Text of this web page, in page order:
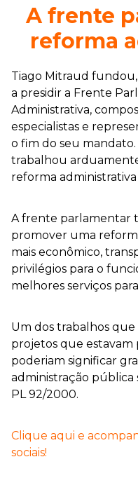
A frente
reforma
Tiago Mitraud
a presidir a Frente
Administrativa,
especialistas e
o fim do seu
trabalhou
reforma administrativa
A frente parlamentar
promover uma
mais econômico,
privilégios para o
melhores serviços
Um dos trabalhos
projetos que estavam
poderiam significar
administração pública
PL 92/2000.
Clique aqui e
sociais!